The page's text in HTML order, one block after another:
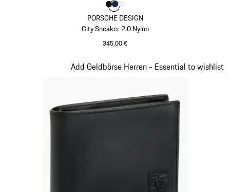
PORSCHE DESIGN
City Sneaker 2.0 Nylon
345,00 €
Farbe
Farbe
FarbeFarbe
Add Geldbörse Herren - Essential to wishlist